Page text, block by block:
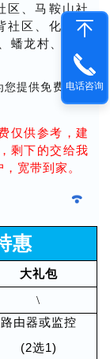
区、马鞍山社
社区、化山社
蟠龙村、石门
您提供免费上门
仅供参考，建
剩下的交给我
宽带到家。
惠
大礼包
\
路由器或监控
(2选1)
电话咨询